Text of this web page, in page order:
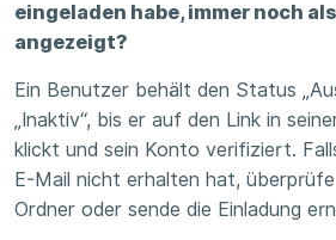
eingeladen habe, immer noch
angezeigt?
Ein Benutzer behält den Status
„Inaktiv“, bis er auf den Link in
klickt und sein Konto verifiziert.
E-Mail nicht erhalten hat,
Ordner oder sende die Einladung